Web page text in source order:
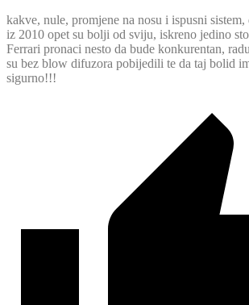
kakve, nule, promjene na nosu i ispusni
iz 2010 opet su bolji od sviju, iskreno jedino
Ferrari pronaci nesto da bude konkurentan,
su bez blow difuzora pobijedili te da taj bolid
sigurno!!!